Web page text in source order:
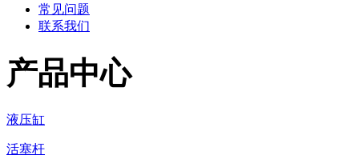
常见问题
联系我们
产品中心
液压缸
活塞杆